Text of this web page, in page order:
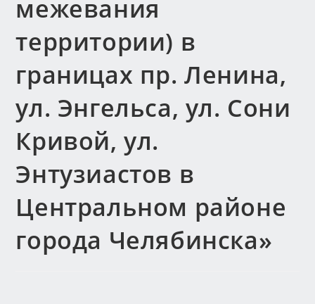
межевания
территории) в
границах пр. Ленина,
ул. Энгельса, ул. Сони
Кривой, ул.
Энтузиастов в
Центральном районе
города Челябинска»